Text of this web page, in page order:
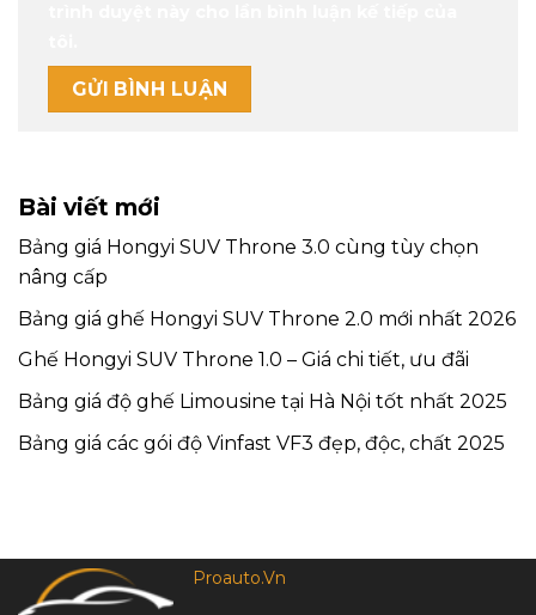
Bài viết mới
Bảng giá Hongyi SUV Throne 3.0 cùng tùy chọn
nâng cấp
Bảng giá ghế Hongyi SUV Throne 2.0 mới nhất 2026
Ghế Hongyi SUV Throne 1.0 – Giá chi tiết, ưu đãi
Bảng giá độ ghế Limousine tại Hà Nội tốt nhất 2025
Bảng giá các gói độ Vinfast VF3 đẹp, độc, chất 2025
Proauto.Vn